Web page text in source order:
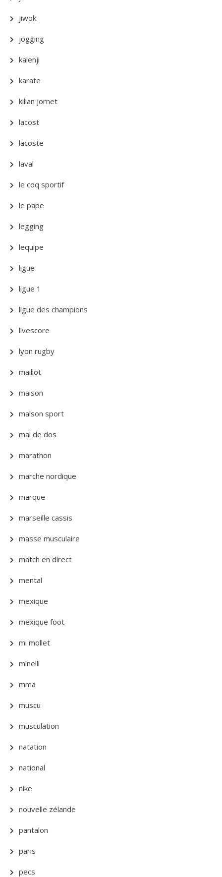
jiwok
jogging
kalenji
karate
kilian jornet
lacost
lacoste
laval
le coq sportif
le pape
legging
lequipe
ligue
ligue 1
ligue des champions
livescore
lyon rugby
maillot
maison
maison sport
mal de dos
marathon
marche nordique
marque
marseille cassis
masse musculaire
match en direct
mental
mexique
mexique foot
mi mollet
minelli
mma
muscu
musculation
natation
national
nike
nouvelle zélande
pantalon
paris
pecs